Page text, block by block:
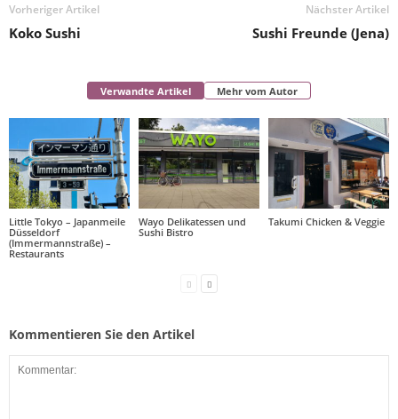
Vorheriger Artikel
Koko Sushi
Nächster Artikel
Sushi Freunde (Jena)
Verwandte Artikel Mehr vom Autor
Little Tokyo – Japanmeile
Düsseldorf
(Immermannstraße) –
Restaurants
Wayo Delikatessen und
Sushi Bistro
Takumi Chicken & Veggie
Kommentieren Sie den Artikel